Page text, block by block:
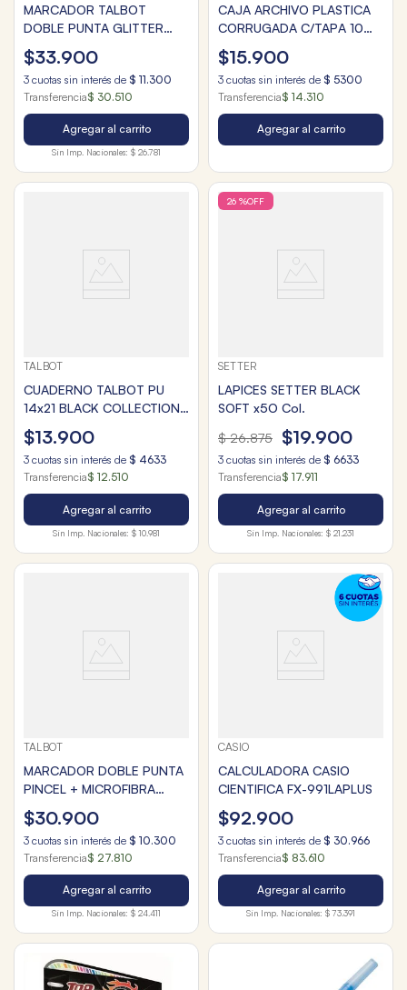
MARCADOR TALBOT
DOBLE PUNTA GLITTER
VALIJA x48u.
$33.900
3 cuotas sin interés de $ 11.300
Transferencia$ 30.510
Agregar al carrito
Sin Imp. Nacionales: $ 26.781
CAJA ARCHIVO PLASTICA
CORRUGADA C/TAPA 10
COLORES
$15.900
3 cuotas sin interés de $ 5300
Transferencia$ 14.310
Agregar al carrito
TALBOT
CUADERNO TALBOT PU
14x21 BLACK COLLECTION
FUCSIA x96hjs.
$13.900
3 cuotas sin interés de $ 4633
Transferencia$ 12.510
Agregar al carrito
Sin Imp. Nacionales: $ 10.981
26 %OFF
SETTER
LAPICES SETTER BLACK
SOFT x5O Col.
$ 26.875 $19.900
3 cuotas sin interés de $ 6633
Transferencia$ 17.911
Agregar al carrito
Sin Imp. Nacionales: $ 21.231
TALBOT
MARCADOR DOBLE PUNTA
PINCEL + MICROFIBRA
x36u.
$30.900
3 cuotas sin interés de $ 10.300
Transferencia$ 27.810
Agregar al carrito
Sin Imp. Nacionales: $ 24.411
CASIO
CALCULADORA CASIO
CIENTIFICA FX-991LAPLUS
$92.900
3 cuotas sin interés de $ 30.966
Transferencia$ 83.610
Agregar al carrito
Sin Imp. Nacionales: $ 73.391